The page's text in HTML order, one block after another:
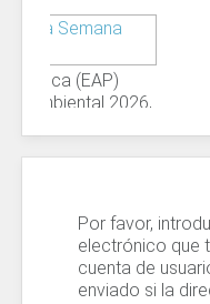
Leer Más
enviado si la
correcta.
Dirección de